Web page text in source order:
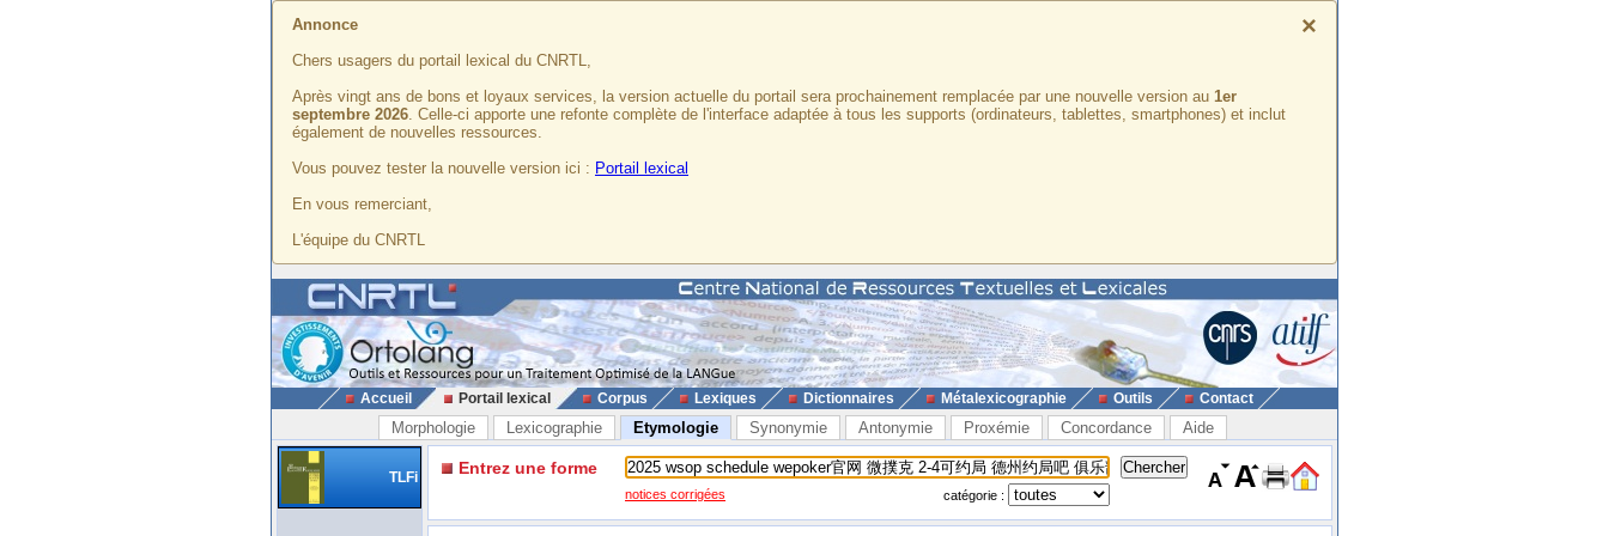
×
Annonce
Chers usagers du portail lexical du CNRTL,
Après vingt ans de bons et loyaux services, la version actuelle du portail sera prochainement remplacée par une nouvelle version au 1er
septembre 2026. Celle-ci apporte une refonte complète de l'interface adaptée à tous les supports (ordinateurs, tablettes, smartphones) et inclut
également de nouvelles ressources.
Vous pouvez tester la nouvelle version ici : Portail lexical
En vous remerciant,
L'équipe du CNRTL
Accueil Portail lexical Corpus Lexiques Dictionnaires Métalexicographie Outils Contact
Morphologie Lexicographie Etymologie Synonymie Antonymie Proxémie Concordance Aide
TLFi Entrez une forme
notices corrigées catégorie :